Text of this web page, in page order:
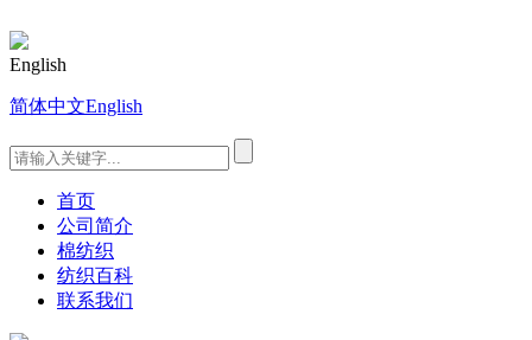
English
简体中文English
首页
公司简介
棉纺织
纺织百科
联系我们